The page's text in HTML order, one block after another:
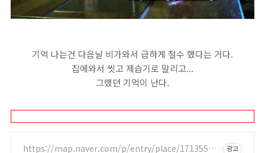
기억 나는건 다음날 비가와서 급하게 철수 했다는 거다.
집에와서 씻고 제습기로 말리고...
그랬던 기억이 난다.
https://map.naver.com/p/entry/place/17135504
광고